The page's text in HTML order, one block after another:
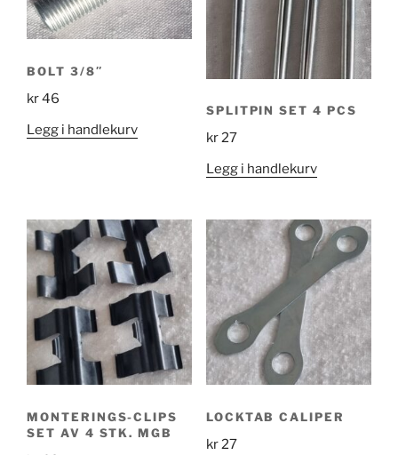
BOLT 3/8″
kr46
Legg i handlekurv
SPLITPIN SET 4 PCS
kr27
Legg i handlekurv
MONTERINGS-CLIPS
SET AV 4 STK. MGB
LOCKTAB CALIPER
kr27